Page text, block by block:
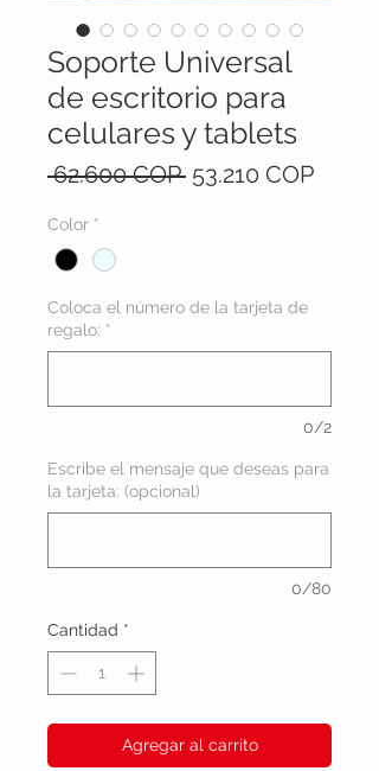
Soporte Universal
de escritorio para
celulares y tablets
62.600 COP Precio
53.210 COPPrecio
Color *
Coloca el número de la tarjeta de
regalo: *
0/2
Escribe el mensaje que deseas para
la tarjeta: (opcional)
0/80
Cantidad *
Agregar al carrito